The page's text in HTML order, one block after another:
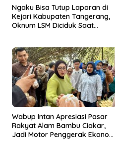
Ngaku Bisa Tutup Laporan di
Kejari Kabupaten Tangerang,
Oknum LSM Diciduk Saat
Wabup Intan Apresiasi Pasar
Rakyat Alam Bambu Ciakar,
Jadi Motor Penggerak Ekonomi